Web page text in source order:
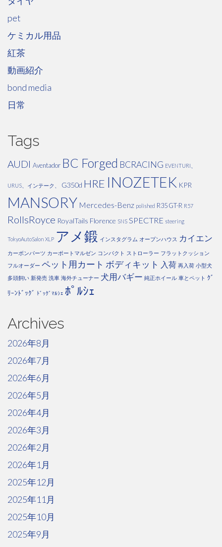
pet
ケミカル用品
紅茶
動画紹介
bond media
日常
Tags
AUDI Aventador BC Forged BCRACING EVENTURI、
URUS、インテーク、 G350d HRE INOZETEK KPR
MANSORY Mercedes-Benz polished R35 GT-R R57
RollsRoyce RoyalTails Florence SNS SPECTRE steering
TokyoAutoSalon XLP アメ鍛 インスタグラム オープンハウス カイエン
カーボンパーツ カーポートマルゼン コンパクト ストローラー フラットクッション
フルオーダー ペット用カート ボディキット 入荷 再入荷 小型犬
多頭飼い 新発売 洗車 海外チューナー 犬用バギー 純正ホイール 車とペット ｸﾞ
ﾘｰﾝﾄﾞｯｸﾞ ﾄﾞｯｸﾞﾏﾙｼｪ ﾎﾟﾙｼｪ
Archives
2026年8月
2026年7月
2026年6月
2026年5月
2026年4月
2026年3月
2026年2月
2026年1月
2025年12月
2025年11月
2025年10月
2025年9月